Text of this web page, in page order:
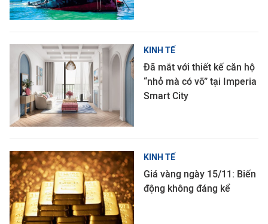
KINH TẾ
Đã mắt với thiết kế căn hộ
“nhỏ mà có võ” tại Imperia
Smart City
KINH TẾ
Giá vàng ngày 15/11: Biến
động không đáng kể